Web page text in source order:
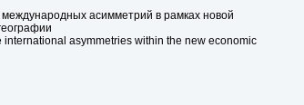
асимметрий в рамках новой
international asymmetries within the new economic